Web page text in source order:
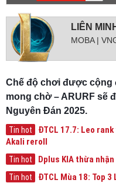
LIÊN
MOBA |
Chế độ chơi được cộng
mong chờ – ARURF sẽ
Nguyên Đán 2025.
Tin hot
ĐTCL 17.7: Leo
Akali reroll
Tin hot Dplus KIA thừa
Tin hot
ĐTCL Mùa 18: Top